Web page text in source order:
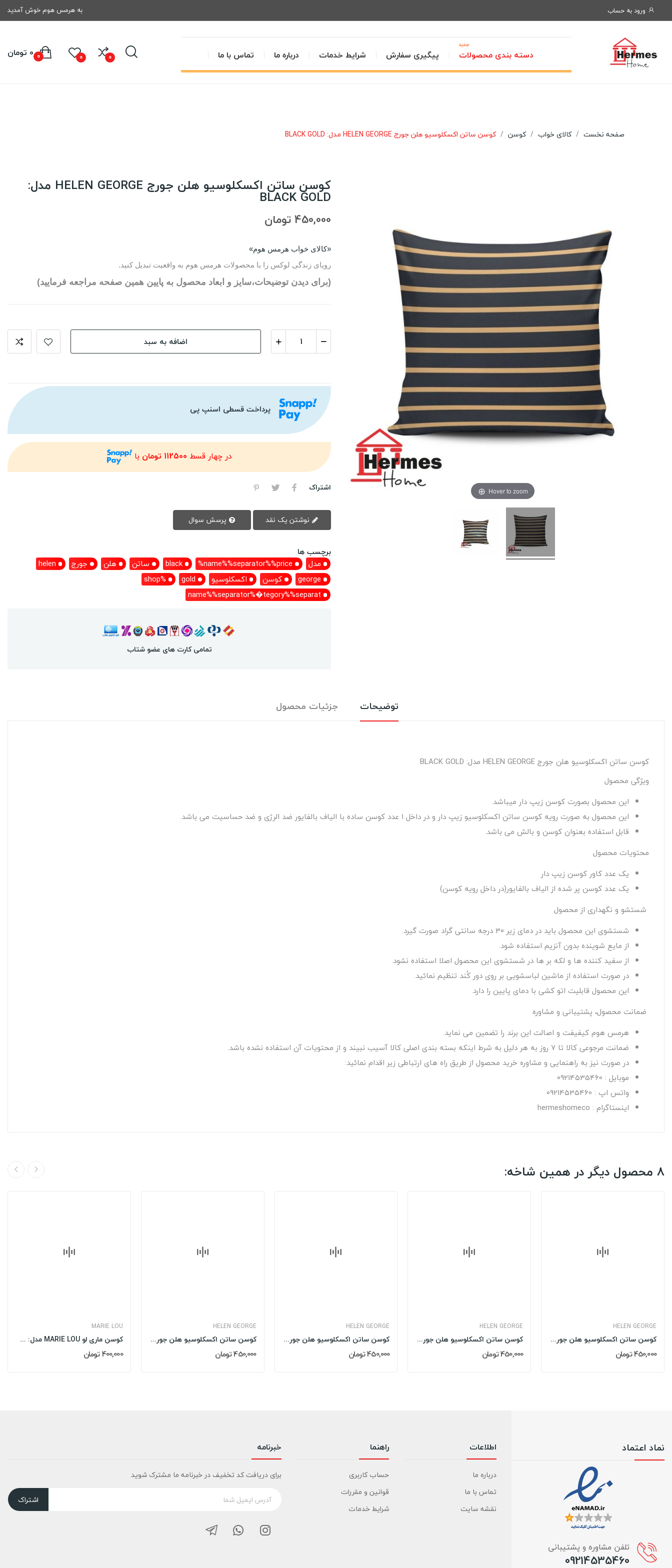
ورود به حساب به هرمس هوم خوش آمدید
دسته بندی محصولات
جدید
پیگیری سفارش شرایط خدمات درباره ما تماس با ما 0
0 0 تومان 0
صفحه نخست کالای خواب کوسن کوسن ساتن اکسکلوسیو هلن جورج HELEN GEORGE مدل: BLACK GOLD
Hover to zoom
کوسن ساتن اکسکلوسیو هلن جورج HELEN GEORGE مدل:
BLACK GOLD
450,000 تومان
«کالای خواب هرمس هوم»
رویای زندگی لوکس را با محصولات هرمس هوم به واقعیت تبدیل کنید.
(برای دیدن توضیحات،سایز و ابعاد محصول به پایین همین صفحه مراجعه فرمایید)
اضافه به سبد
پرداخت قسطی اسنپ پی
در چهار قسط 112500 تومان با
اشتراک
برچسب ها
مدل
name%%separator%%price%
black ساتن هلن جورج
helen
george
کوسن اکسکلوسیو gold
%shop
name%%separator%�tegory%%separat
تمامی کارت های عضو شتاب
توضیحات جزئیات محصول
کوسن ساتن اکسکلوسیو هلن جورج HELEN GEORGE مدل: BLACK GOLD
ویژگی محصول
این محصول بصورت کوسن زیپ دار میباشد.
این محصول به صورت رویه کوسن ساتن اکسکلوسیو زیپ دار و در داخل ۱ عدد کوسن ساده با الیاف بالفایور ضد الرژی و ضد حساسیت می باشد.
قابل استفاده بعنوان کوسن و بالش می باشد.
محتویات محصول
یک عدد کاور کوسن زیپ دار
یک عدد کوسن پر شده از الیاف بالفایور(در داخل رویه کوسن)
شستشو و نگهداری از محصول
شستشوی این محصول باید در دمای زیر 30 درجه سانتی گراد صورت گیرد.
از مایع شوینده بدون آنزیم استفاده شود.
از سفید کننده ها و لکه بر ها در شستشوی این محصول اصلا استفاده نشود.
در صورت استفاده از ماشین لباسشویی بر روی دور کُند تنظیم نمائید.
این محصول قابلیت اتو کشی با دمای پایین را دارد.
ضمانت محصول، پشتیبانی و مشاوره
هرمس هوم کیفیفت و اصالت این برند را تضمین می نماید.
ضمانت مرجوعی کالا تا 7 روز به هر دلیل به شرط اینکه بسته بندی اصلی کالا آسیب نبیند و از محتویات آن استفاده نشده باشد.
در صورت نیز به راهنمایی و مشاوره خرید محصول از طریق راه های ارتباطی زیر اقدام نمائید:
موبایل : 09214535460
واتس اپ : 09214535460
اینستاگرام : hermeshomeco
8 محصول دیگر در همین شاخه:
MARIE LOU
کوسن ماری لو MARIE LOU مدل: VISTA
400,000 تومان
HELEN GEORGE
کوسن ساتن اکسکلوسیو هلن جورج HELEN GEORGE مدل:...
450,000 تومان
HELEN GEORGE
کوسن ساتن اکسکلوسیو هلن جورج HELEN GEORGE مدل:...
450,000 تومان
HELEN GEORGE
کوسن ساتن اکسکلوسیو هلن جورج HELEN GEORGE مدل:...
450,000 تومان
HELEN GEORGE
کوسن ساتن اکسکلوسیو هلن جورج HELEN GEORGE مدل:...
450,000 تومان
نماد اعتماد
تلفن مشاوره و پشتیبانی
09214535460
اطلاعات
درباره ما
تماس با ما
نقشه سایت
راهنما
حساب کاربری
قوانین و مقررات
شرایط خدمات
خبرنامه
برای دریافت کد تخفیف در خبرنامه ما مشترک شوید
اشتراک